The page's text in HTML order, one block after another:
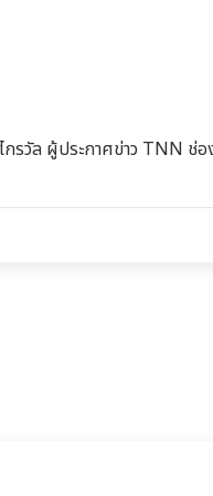
รวัล ผู้ประกาศข่าว TNN ช่อ